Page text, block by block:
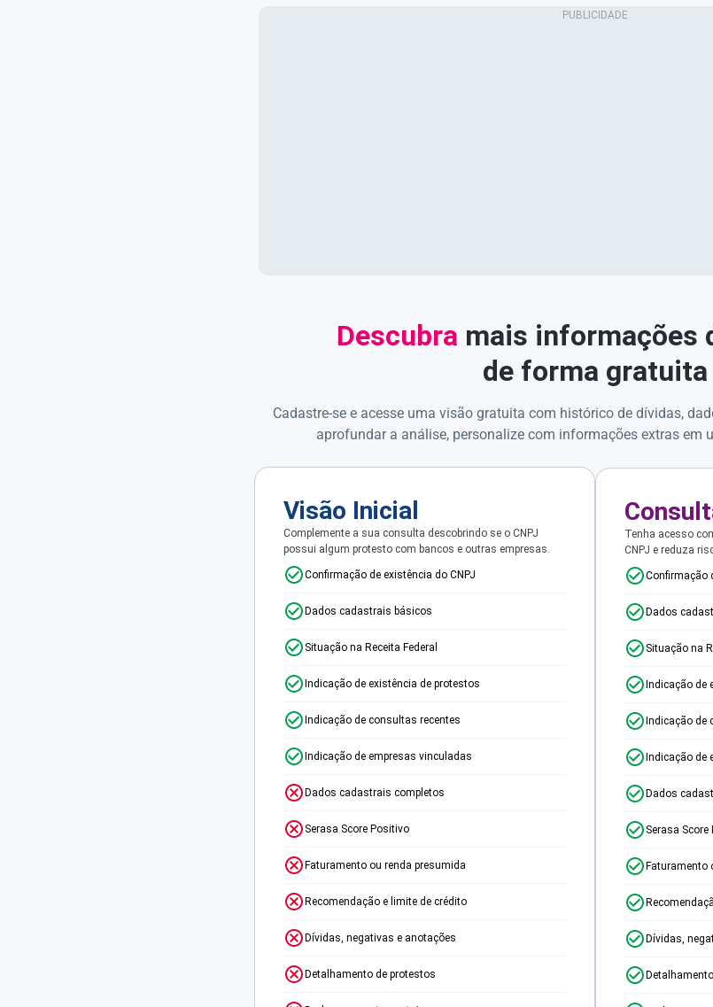
Descubra mais informações
de forma gratuita
Cadastre-se e acesse uma visão gratuita com histórico de dívidas,
aprofundar a análise, personalize com informações extras em
Visão Inicial
Complemente a sua consulta descobrindo se o CNPJ
possui algum protesto com bancos e outras empresas.
Confirmação de existência do CNPJ
Dados cadastrais básicos
Situação na Receita Federal
Indicação de existência de protestos
Indicação de consultas recentes
Indicação de empresas vinculadas
Dados cadastrais completos
Serasa Score Positivo
Faturamento ou renda presumida
Recomendação e limite de crédito
Dívidas, negativas e anotações
Detalhamento de protestos
Tenha acesso
CNPJ e reduza
Confirmação
Dados
Situação na
Indicação de
Indicação de
Indicação de
Dados
Serasa Score
Faturamento
Dívidas,